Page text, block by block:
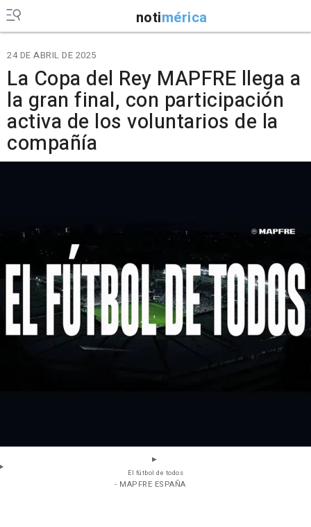
notimérica
24 DE ABRIL DE 2025
La Copa del Rey MAPFRE llega a
la gran final, con participación
activa de los voluntarios de la
compañía
El fútbol de todos
- MAPFRE ESPAÑA